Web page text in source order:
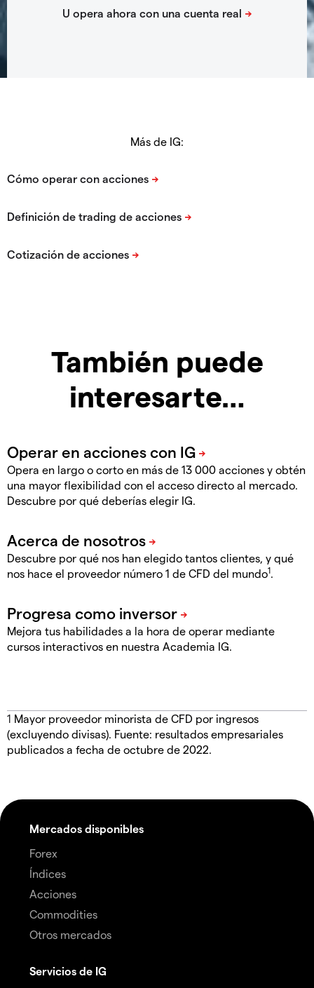
Más de IG:
También puede
interesarte…
Opera en largo o corto en más de 13 000 acciones y obtén
una mayor flexibilidad con el acceso directo al mercado.
Descubre por qué deberías elegir IG.
Descubre por qué nos han elegido tantos clientes, y qué
nos hace el proveedor número 1 de CFD del mundo1.
Mejora tus habilidades a la hora de operar mediante
cursos interactivos en nuestra Academia IG.
1 Mayor proveedor minorista de CFD por ingresos
(excluyendo divisas). Fuente: resultados empresariales
publicados a fecha de octubre de 2022.
Mercados disponibles
Forex
Índices
Acciones
Commodities
Otros mercados
Servicios de IG